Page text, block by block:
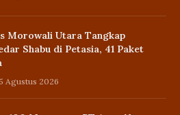
Morowali Utara Tangkap
Shabu di Petasia, 41 Paket
Agustus 2026